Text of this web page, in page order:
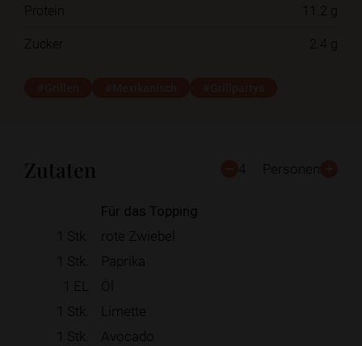
Protein
11.2 g
Zucker
2.4 g
Zutaten 4 Personen
Für das Topping
1 Stk.
rote Zwiebel
1 Stk.
Paprika
1 EL
Öl
1 Stk.
Limette
1 Stk.
Avocado